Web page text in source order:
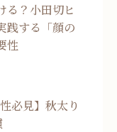
る？小田切ヒ
践する「顔の
性
必見】秋太り